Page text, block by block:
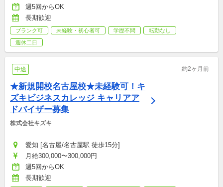
週5回からOK
長期歓迎
ブランク可 未経験・初心者可 学歴不問
転勤なし
週休二日
中途 約2ヶ月前
★新規開校名古屋校★未経験可！キ
ズキビジネスカレッジ キャリアア
ドバイザー募集
株式会社キズキ
愛知 [名古屋/名古屋駅 徒歩15分]
月給300,000〜300,000円
週5回からOK
長期歓迎